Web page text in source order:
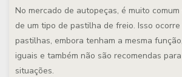
No mercado de autopeças, é muito
de um tipo de pastilha de freio. Isso
pastilhas, embora tenham a mesma
iguais e também não são recomendas
situações.